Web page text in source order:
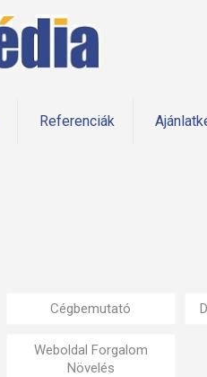
Referenciák
Cégbemutató
Weboldal Forgalom
Növelés